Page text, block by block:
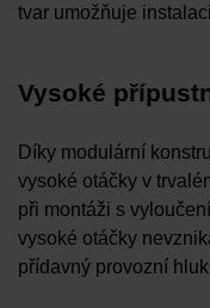
tvar umožňuje
Vysoké
Díky modulární
vysoké otáčky v
při montáži s
vysoké otáčky
přídavný provozní